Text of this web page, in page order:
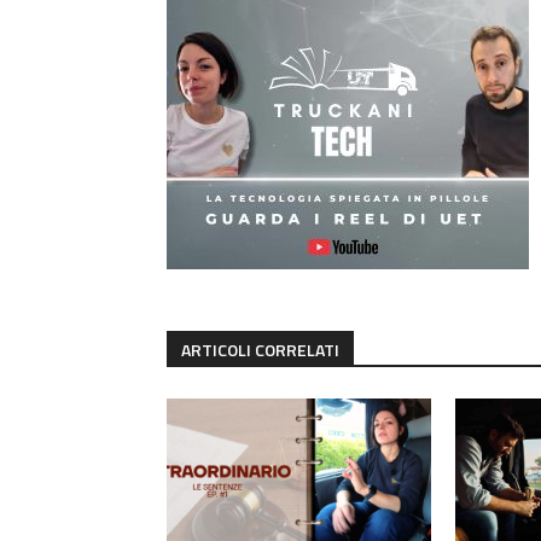
ARTICOLI CORRELATI